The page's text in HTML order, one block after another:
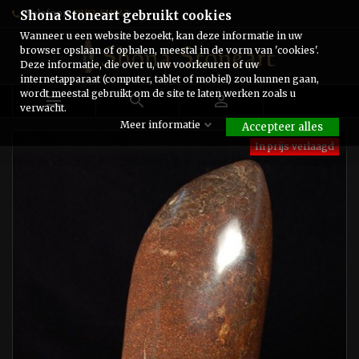
Telefoon: 0182-511243
  
In prijs verlaagd
Shona Stoneart gebruikt cookies
Wanneer u een website bezoekt, kan deze informatie in uw
browser opslaan of ophalen, meestal in de vorm van 'cookies'.
Deze informatie, die over u, uw voorkeuren of uw
internetapparaat (computer, tablet of mobiel) zou kunnen gaan,
wordt meestal gebruikt om de site te laten werken zoals u
verwacht.
Meer informatie
Accepteer alles